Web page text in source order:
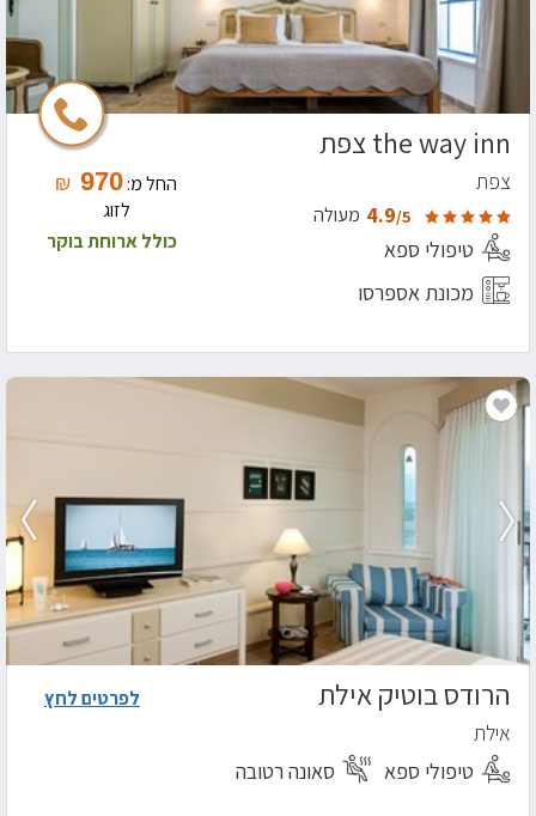
the way inn צפת
צפת
4.9/5 מעולה
טיפולי ספא
מכונת אספרסו
החל מ:970
₪
לזוג
כולל ארוחת בוקר
הרודס בוטיק אילת
אילת
טיפולי ספא
סאונה רטובה
לפרטים לחץ